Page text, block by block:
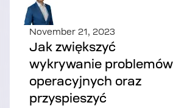
November 21, 2023
Jak zwiększyć
wykrywanie problemów
operacyjnych oraz
przyspieszyć